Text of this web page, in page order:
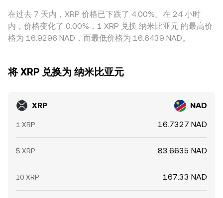
rate。
在过去 7 天内，XRP 价格已下跌了 4.00%。在 24 小时
内，价格变化了 0.00%，1 XRP 兑换 纳米比亚元 的最高价
格为 16.9296 NAD，而最低价格为 16.6439 NAD。
将 XRP 兑换为 纳米比亚元
XRP NAD
1 XRP 16.7327 NAD
5 XRP 83.6635 NAD
10 XRP 167.33 NAD